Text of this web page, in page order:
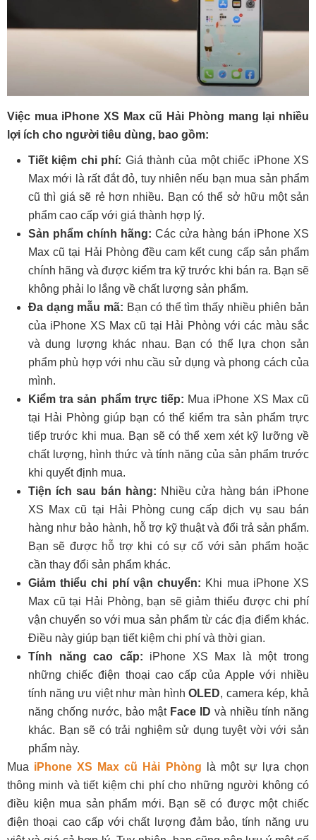
Việc mua iPhone XS Max cũ Hải Phòng mang lại nhiều
lợi ích cho người tiêu dùng, bao gồm:
Tiết kiệm chi phí: Giá thành của một chiếc iPhone XS
Max mới là rất đắt đỏ, tuy nhiên nếu bạn mua sản phẩm
cũ thì giá sẽ rẻ hơn nhiều. Bạn có thể sở hữu một sản
phẩm cao cấp với giá thành hợp lý.
Sản phẩm chính hãng: Các cửa hàng bán iPhone XS
Max cũ tại Hải Phòng đều cam kết cung cấp sản phẩm
chính hãng và được kiểm tra kỹ trước khi bán ra. Bạn sẽ
không phải lo lắng về chất lượng sản phẩm.
Đa dạng mẫu mã: Bạn có thể tìm thấy nhiều phiên bản
của iPhone XS Max cũ tại Hải Phòng với các màu sắc
và dung lượng khác nhau. Bạn có thể lựa chọn sản
phẩm phù hợp với nhu cầu sử dụng và phong cách của
mình.
Kiểm tra sản phẩm trực tiếp: Mua iPhone XS Max cũ
tại Hải Phòng giúp bạn có thể kiểm tra sản phẩm trực
tiếp trước khi mua. Bạn sẽ có thể xem xét kỹ lưỡng về
chất lượng, hình thức và tính năng của sản phẩm trước
khi quyết định mua.
Tiện ích sau bán hàng: Nhiều cửa hàng bán iPhone
XS Max cũ tại Hải Phòng cung cấp dịch vụ sau bán
hàng như bảo hành, hỗ trợ kỹ thuật và đổi trả sản phẩm.
Bạn sẽ được hỗ trợ khi có sự cố với sản phẩm hoặc
cần thay đổi sản phẩm khác.
Giảm thiểu chi phí vận chuyển: Khi mua iPhone XS
Max cũ tại Hải Phòng, bạn sẽ giảm thiểu được chi phí
vận chuyển so với mua sản phẩm từ các địa điểm khác.
Điều này giúp bạn tiết kiệm chi phí và thời gian.
Tính năng cao cấp: iPhone XS Max là một trong
những chiếc điện thoại cao cấp của Apple với nhiều
tính năng ưu việt như màn hìnhOLED, camera kép, khả
năng chống nước, bảo mật Face ID và nhiều tính năng
khác. Bạn sẽ có trải nghiệm sử dụng tuyệt vời với sản
phẩm này.
Mua iPhone XS Max cũ Hải Phòng là một sự lựa chọn
thông minh và tiết kiệm chi phí cho những người không có
điều kiện mua sản phẩm mới. Bạn sẽ có được một chiếc
điện thoại cao cấp với chất lượng đảm bảo, tính năng ưu